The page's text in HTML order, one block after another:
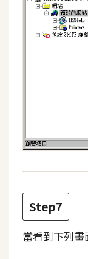
Step7
當看到下列